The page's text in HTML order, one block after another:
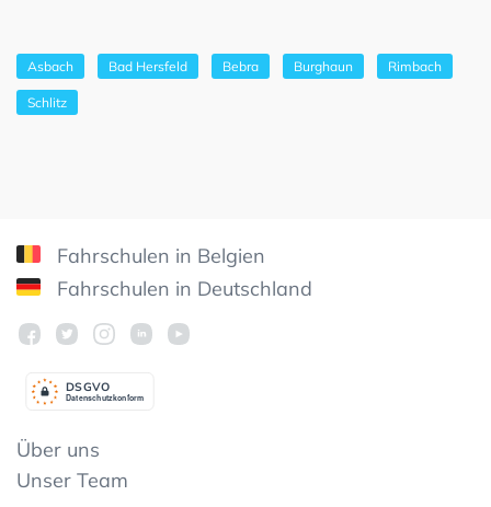
Asbach Bad Hersfeld Bebra Burghaun Rimbach
Schlitz
Fahrschulen in Belgien
Fahrschulen in Deutschland
Datenschutzkonform
DSGVO
Über uns
Unser Team